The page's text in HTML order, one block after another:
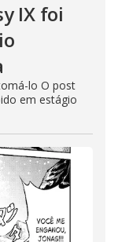
IX foi
lo O post
em estágio